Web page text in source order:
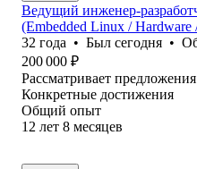
Ведущий инженер-
(Embedded Linux / Hardware
32 года • Был сегодня •
200 000 ₽
Рассматривает предложения
Конкретные достижения
Общий опыт
12 лет 8 месяцев